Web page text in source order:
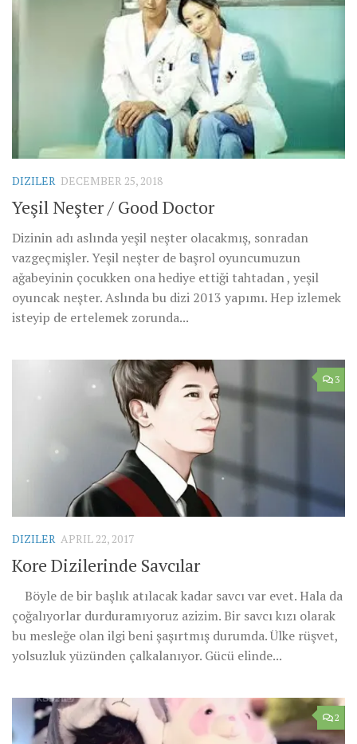
DIZILER DECEMBER 25, 2018
Yeşil Neşter / Good Doctor
Dizinin adı aslında yeşil neşter olacakmış, sonradan
vazgeçmişler. Yeşil neşter de başrol oyuncumuzun
ağabeyinin çocukken ona hediye ettiği tahtadan , yeşil
oyuncak neşter. Aslında bu dizi 2013 yapımı. Hep izlemek
isteyip de ertelemek zorunda...
3
DIZILER APRIL 22, 2017
Kore Dizilerinde Savcılar
Böyle de bir başlık atılacak kadar savcı var evet. Hala da
çoğalıyorlar durduramıyoruz azizim. Bir savcı kızı olarak
bu mesleğe olan ilgi beni şaşırtmış durumda. Ülke rüşvet,
yolsuzluk yüzünden çalkalanıyor. Gücü elinde...
2